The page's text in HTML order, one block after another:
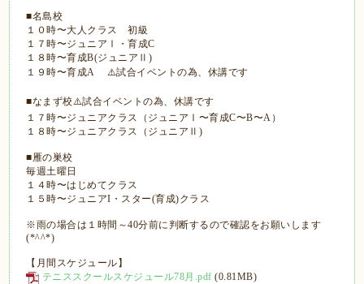
■名島校
１０時〜大人クラス 初級
１７時〜ジュニアⅠ・育成C
１８時〜育成B(ジュニアⅡ)
１９時〜育成A ⚠️試合イベントの為、休講です
■なまず校⚠️試合イベントの為、休講です
１７時〜ジュニアクラス（ジュニアⅠ〜育成C〜B〜A）
１８時〜ジュニアクラス（ジュニアⅡ)
■雁の巣校
毎週土曜日
１４時〜はじめてクラス
１５時〜ジュニアI・スター(育成)クラス
※雨の場合は１時間～40分前に判断するので確認をお願いします
(*^^*)
【月間スケジュール】
テニススクールスケジュール78月.pdf (0.81MB)